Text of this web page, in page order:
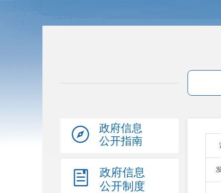
政府信息
公开指南
政府信息
公开制度